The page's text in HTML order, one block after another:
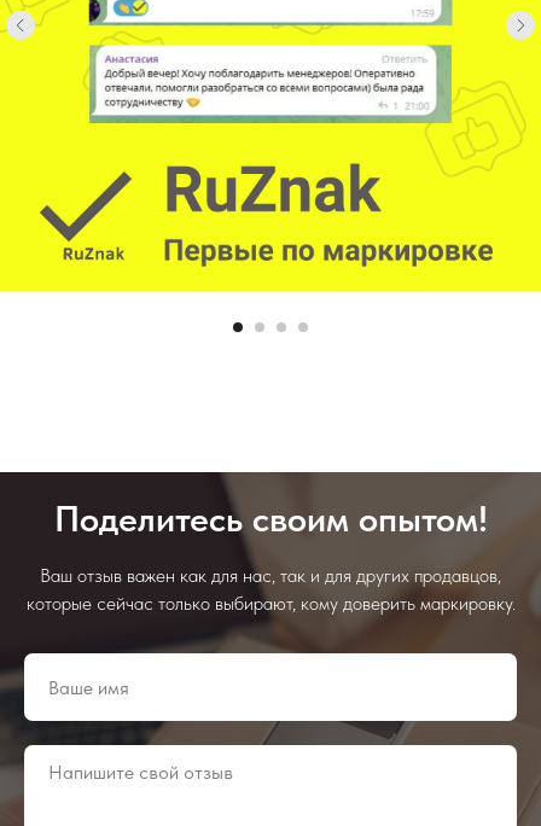
Поделитесь своим опытом!
Ваш отзыв важен как для нас, так и для других продавцов,
которые сейчас только выбирают, кому доверить маркировку.